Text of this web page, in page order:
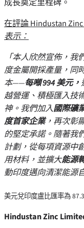
在評論 Hindustan Zinc
表示：
「本人欣然宣佈，
度金屬開採產量，同
本——每噸 994 美元，
越營運、積極匯入技
神。我們加入國際礦
度首家企業，再次彰
的堅定承諾。隨著我
計劃，從每項資源中
用材料，並擴大能源
動印度邁向清潔能源
美元兌印度盧比匯率為
Hindustan Zinc